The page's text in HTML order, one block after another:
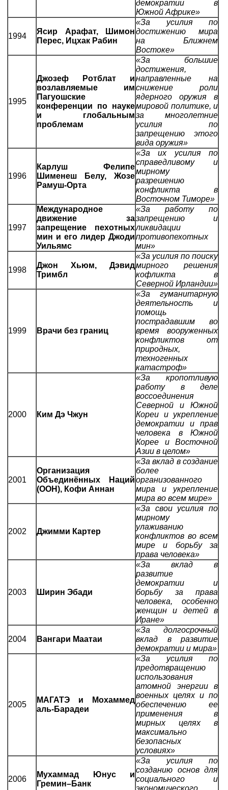
демократии в
Южной Африке»
1994
Ясир Арафат, Шимон
Перес, Ицхак Рабин
«За усилия по
достижению мира
на Ближнем
Востоке»
1995
Джозеф Ротблат и
возлавляемые им
Пагуошские
конференции по науке
и глобальным
проблемам
«За большие
достижения,
направленные на
снижение роли
ядерного оружия в
мировой политике, и
за многолетние
усилия по
запрещению этого
вида оружия»
1996
Карлуш Фелипе
Шименеш Белу, Жозе
Рамуш-Орта
«За их усилия по
справедливому и
мирному
разрешению
конфликта в
Восточном Тиморе»
1997
Международное
движение за
запрещение пехотных
мин и его лидер Джоди
Уильямс
«За работу по
запрещению и
ликвидации
противопехотных
мин»
1998
Джон Хьюм, Дэвид
Тримбл
«За усилия по поиску
мирного решения
кофликта в
Северной Ирландии»
1999 Врачи без границ
«За гуманитарную
деятельность и
помощь
пострадавшим во
время вооруженных
конфликтов от
природных,
техногенных
катастроф»
2000 Ким Дэ Чжун
«За кропотливую
работу в деле
воссоединения
Северной и Южной
Кореи и укрепление
демократии и прав
человека в Южной
Корее и Восточной
Азии в целом»
2001
Организация
Объединённых Наций
(ООН), Кофи Аннан
«За вклад в создание
более
организованного
мира и укрепление
мира во всем мире»
2002 Джимми Картер
«За свои усилия по
мирному
улаживанию
конфликтов во всем
мире и борьбу за
права человека»
2003 Ширин Эбади
«За вклад в
развитие
демократии и
борьбу за права
человека, особенно
женщин и детей в
Иране»
2004 Вангари Маатаи
«За долгосрочный
вклад в развитие
демократии и мира»
2005
МАГАТЭ и Мохаммед
аль-Барадеи
«За усилия по
предотвращению
использования
атомной энергии в
военных целях и по
обеспечению ее
применения в
мирных целях в
максимально
безопасных
условиях»
2006
Мухаммад Юнус и
Гремин–Банк
«За усилия по
созданию основ для
социального и
экономического